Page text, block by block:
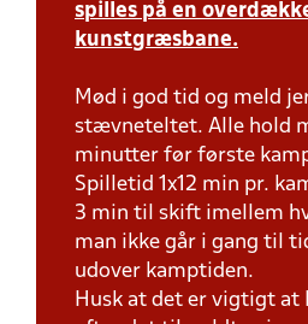
spilles på en
kunstgræsbane.
Mød i god tid og meld
stævneteltet. Alle hold
minutter før første
Spilletid 1x12 min pr.
3 min til skift imellem
man ikke går i gang til
udover kamptiden.
Husk at det er vigtigt at